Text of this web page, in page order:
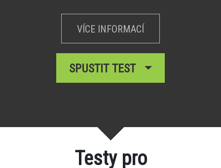
VÍCE INFORMACÍ
SPUSTIT TEST
Testy pro